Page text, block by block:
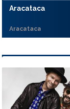
Aracataca
Aracataca